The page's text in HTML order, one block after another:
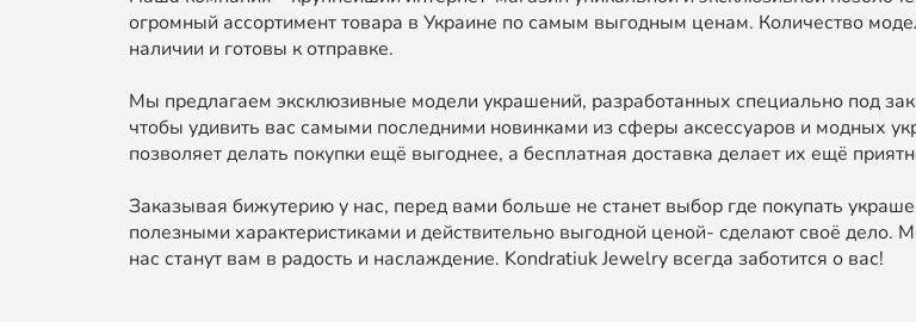
огромный ассортимент товара в Украине по самым выгодным ценам. Количество
наличии и готовы к отправке.
Мы предлагаем эксклюзивные модели украшений, разработанных специально под
чтобы удивить вас самыми последними новинками из сферы аксессуаров и модных
позволяет делать покупки ещё выгоднее, а бесплатная доставка делает их ещё
Заказывая бижутерию у нас, перед вами больше не станет выбор где покупать
полезными характеристиками и действительно выгодной ценой- сделают своё дело.
нас станут вам в радость и наслаждение. Kondratiuk Jewelry всегда заботится о вас!